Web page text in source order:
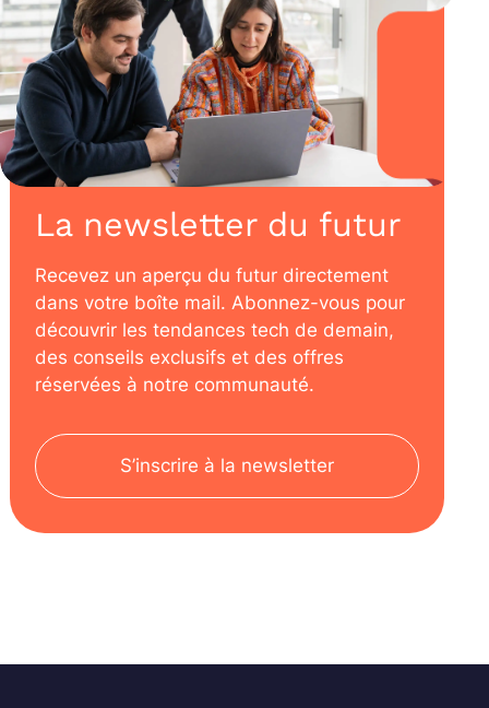
La newsletter du futur
Recevez un aperçu du futur directement
dans votre boîte mail. Abonnez-vous pour
découvrir les tendances tech de demain,
des conseils exclusifs et des offres
réservées à notre communauté.
S’inscrire à la newsletter